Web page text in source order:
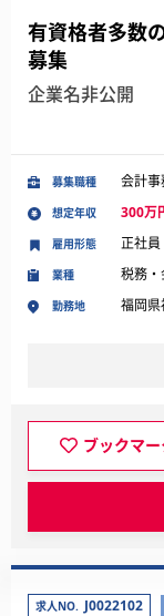
有資格者多数
募集
企業名非公開
募集職種 会計事
想定年収 300万
業種 税務
勤務地 福岡
雇用形態 正社員
ブックマ
求人NO. J0022102